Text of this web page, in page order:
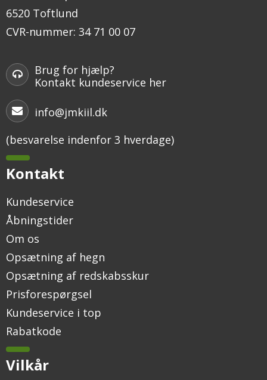
6520 Toftlund
CVR-nummer: 34 71 00 07
Brug for hjælp?
Kontakt kundeservice her
info@jmkiil.dk
(besvarelse indenfor 3 hverdage)
Kontakt
Kundeservice
Åbningstider
Om os
Opsætning af hegn
Opsætning af redskabsskur
Prisforespørgsel
Kundeservice i top
Rabatkode
Vilkår